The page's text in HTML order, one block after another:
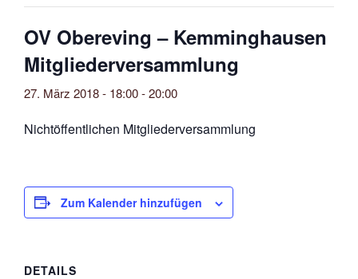
OV Obereving – Kemminghausen
Mitgliederversammlung
27. März 2018 - 18:00-20:00
Nichtöffentlichen Mitgliederversammlung
Zum Kalender hinzufügen
DETAILS